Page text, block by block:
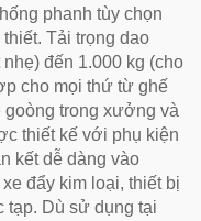
phanh tùy chọn
Tải trọng dao
đến 1.000 kg (cho
cho mọi thứ từ ghế
goòng trong xưởng và
thiết kế với phụ kiện
kết dễ dàng vào
đẩy kim loại, thiết bị
tạp. Dù sử dụng tại